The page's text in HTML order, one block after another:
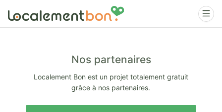
Nos partenaires
Localement Bon est un projet totalement gratuit
grâce à nos partenaires.